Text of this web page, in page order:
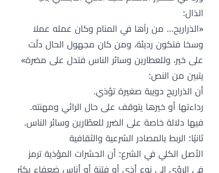
الذال:
«الذراريح… من رآها في المنام وكان عمله عملا
وسخا فتكون رديئة، ومن كان مجهول الحال دلّت
على خير، وللعطارين وسائر الناس فتدل على مضرة»
يتبين من النص:
أن الذراريح دويبة صغيرة تؤذي.
رداءتها أو خيرها يتوقف على حال الرائي ومهنته.
فيها دلالة خاصة على الضرر للعطّارين وسائر الناس.
ثانيًا: الربط بالمصادر الشرعية والثقافية
الأصل الكلي في الشرع: أن الحشرات المؤذية ترمز
في الرؤى إلى نوع أذى أو فتنة أو أناس ضعفاء يكثر